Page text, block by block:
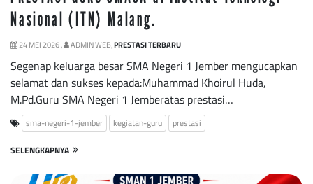
Nasional (ITN) Malang.
24 MEI 2026 , ADMIN WEB,PRESTASI TERBARU
Segenap keluarga besar SMA Negeri 1 Jember mengucapkan
selamat dan sukses kepada:Muhammad Khoirul Huda,
M.Pd.Guru SMA Negeri 1 Jemberatas prestasi…
sma-negeri-1-jember kegiatan-guru prestasi
SELENGKAPNYA